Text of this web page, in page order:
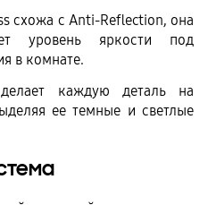
схожа с Anti-Reflection, она
уровень яркости под
в комнате.
каждую деталь на
ее темные и светлые